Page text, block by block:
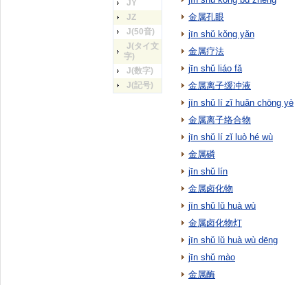
JY
JZ
J(50音)
J(タイ文
字)
J(数字)
J(記号)
金属孔眼
jīn shǔ kǒng yǎn
金属疗法
jīn shǔ liáo fǎ
金属离子缓冲液
jīn shǔ lí zǐ huǎn chōng yè
金属离子络合物
jīn shǔ lí zǐ luò hé wù
金属磷
jīn shǔ lín
金属卤化物
jīn shǔ lǔ huà wù
金属卤化物灯
jīn shǔ lǔ huà wù dēng
jīn shǔ mào
金属酶